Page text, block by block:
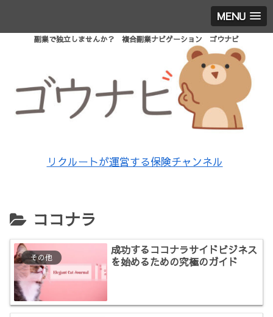
MENU
副業で独立しませんか？ 複合副業ナビゲーション ゴウナビ
リクルートが運営する保険チャンネル
ココナラ
その他
成功するココナラサイドビジネス
を始めるための究極のガイド